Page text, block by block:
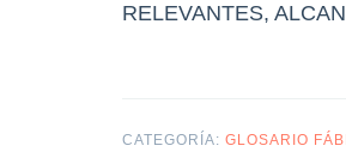
RELEVANTES,
CATEGORÍA: GLOSARIO